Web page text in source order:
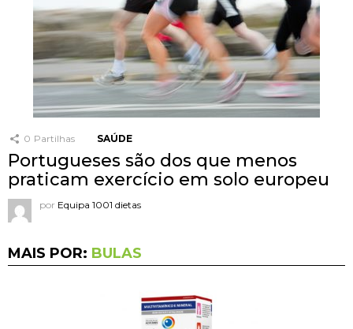
0 Partilhas SAÚDE
Portugueses são dos que menos
praticam exercício em solo europeu
por Equipa 1001 dietas
MAIS POR: BULAS